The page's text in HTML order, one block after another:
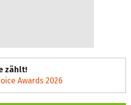
zählt!
Awards 2026